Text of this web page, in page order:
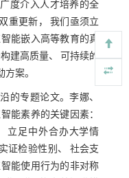
度介入人才培养的全
重更新， 我们亟须立
能嵌入高等教育的真
建高质量、 可持续的
案。
的专题论文。李娜、
能素养的关键因素：
立足中外合办大学情
证检验性别、 社会支
能使用行为的非对称